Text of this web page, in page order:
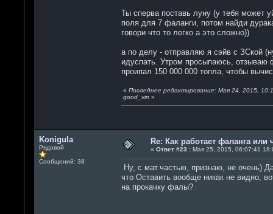
Ты сперва поставь луну (у тебя может
поля для 7 фаланги, потом найди
говори что то легко а это сложно))
а по делу - отправляю я сэйв с ЗСкой
идуспать. Утром просыпаюсь,
проипал 150 000 000 топла, чтобы
« Последнее редактирование: Мая 24, 2015,
good_vin »
Konigula
Рядовой
Сообщений: 38
Re: Как работает фаланга или
« Ответ #23 :Мая 25, 2015, 06:07:41
Ну, с мат.частью, признаю, не очень)
что Оставить вообще никак не видно,
на прокачку фалы?